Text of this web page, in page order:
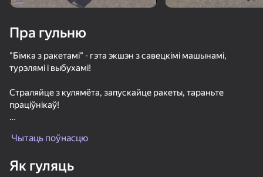
Бимка Режимы
Пра гульню
"Бімка з ракетамі" - гэта экшэн з савецкімі машынамі,
турэлямі і выбухамі!
Страляйце з кулямёта, запускайце ракеты, тараньте
праціўнікаў!
✅ Асноўныя характарыстыкі:
✅ На аўтамабілі ўсталяваная турэль — страляйце і цэлься у
Чытаць поўнасцю
Як гуляць